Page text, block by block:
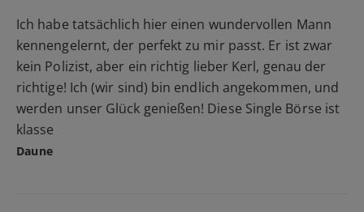
Ich habe tatsächlich hier einen wundervollen Mann
kennengelernt, der perfekt zu mir passt. Er ist zwar
kein Polizist, aber ein richtig lieber Kerl, genau der
richtige! Ich (wir sind) bin endlich angekommen, und
werden unser Glück genießen! Diese Single Börse ist
klasse
Daune